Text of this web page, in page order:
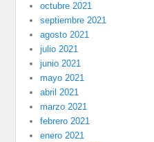
octubre 2021
septiembre 2021
agosto 2021
julio 2021
junio 2021
mayo 2021
abril 2021
marzo 2021
febrero 2021
enero 2021